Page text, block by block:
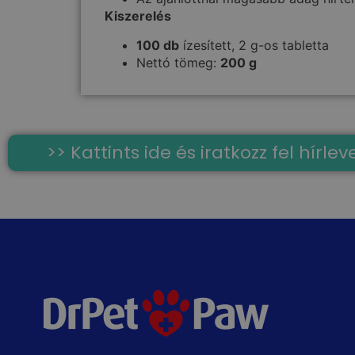
Kiszerelés
100 db ízesített, 2 g-os tabletta
Nettó tömeg: 200 g
>> Kattints ide és iratkozz fel